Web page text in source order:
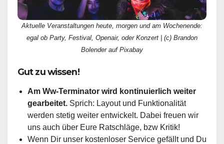
Aktuelle Veranstaltungen heute, morgen und am Wochenende:
egal ob Party, Festival, Openair, oder Konzert | (c) Brandon
Bolender auf Pixabay
Gut zu wissen!
Am Ww-Terminator wird kontinuierlich weiter
gearbeitet. Sprich: Layout und Funktionalität
werden stetig weiter entwickelt. Dabei freuen wir
uns auch über Eure Ratschläge, bzw Kritik!
Wenn Dir unser kostenloser Service gefällt und Du